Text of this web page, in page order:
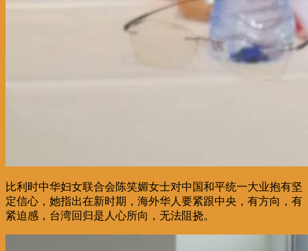
比利时中华妇女联合会陈笑媚女士对中国和平统一大业抱有坚
定信心，她指出在新时期，海外华人要紧跟中央，有方向，有
紧迫感，台湾回归是人心所向，无法阻挠。